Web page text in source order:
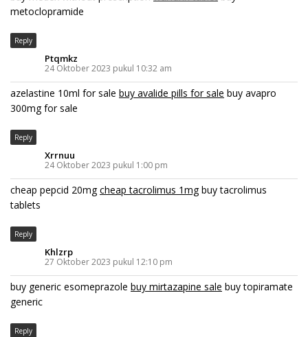
metoclopramide
Reply
Ptqmkz
24 Oktober 2023 pukul 10:32 am
azelastine 10ml for sale buy avalide pills for sale buy avapro
300mg for sale
Reply
Xrrnuu
24 Oktober 2023 pukul 1:00 pm
cheap pepcid 20mgcheap tacrolimus 1mgbuy tacrolimus
tablets
Reply
Khlzrp
27 Oktober 2023 pukul 12:10 pm
buy generic esomeprazole buy mirtazapine sale buy topiramate
generic
Reply